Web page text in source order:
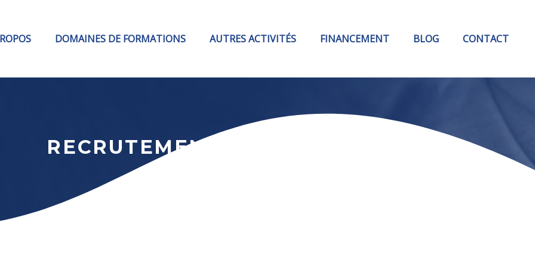
DOMAINES DE FORMATIONS AUTRES ACTIVITÉS FINANCEMENT BLOG CONTACT
RECRUTEMENT